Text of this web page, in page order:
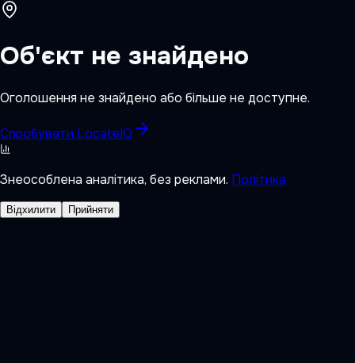
Об'єкт не знайдено
Оголошення не знайдено або більше не доступне.
Спробувати LocateIQ
Знеособлена аналітика, без реклами. Політика
Відхилити Прийняти